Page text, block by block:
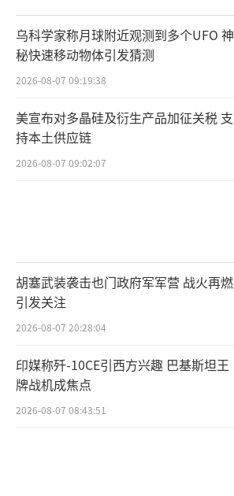
乌科学家称月球附近观测到多个UFO 神
秘快速移动物体引发猜测
2026-08-07 09:19:38
美宣布对多晶硅及衍生产品加征关税 支
持本土供应链
2026-08-07 09:02:07
胡塞武装袭击也门政府军军营 战火再燃
引发关注
2026-08-07 20:28:04
印媒称歼-10CE引西方兴趣 巴基斯坦王
牌战机成焦点
2026-08-07 08:43:51